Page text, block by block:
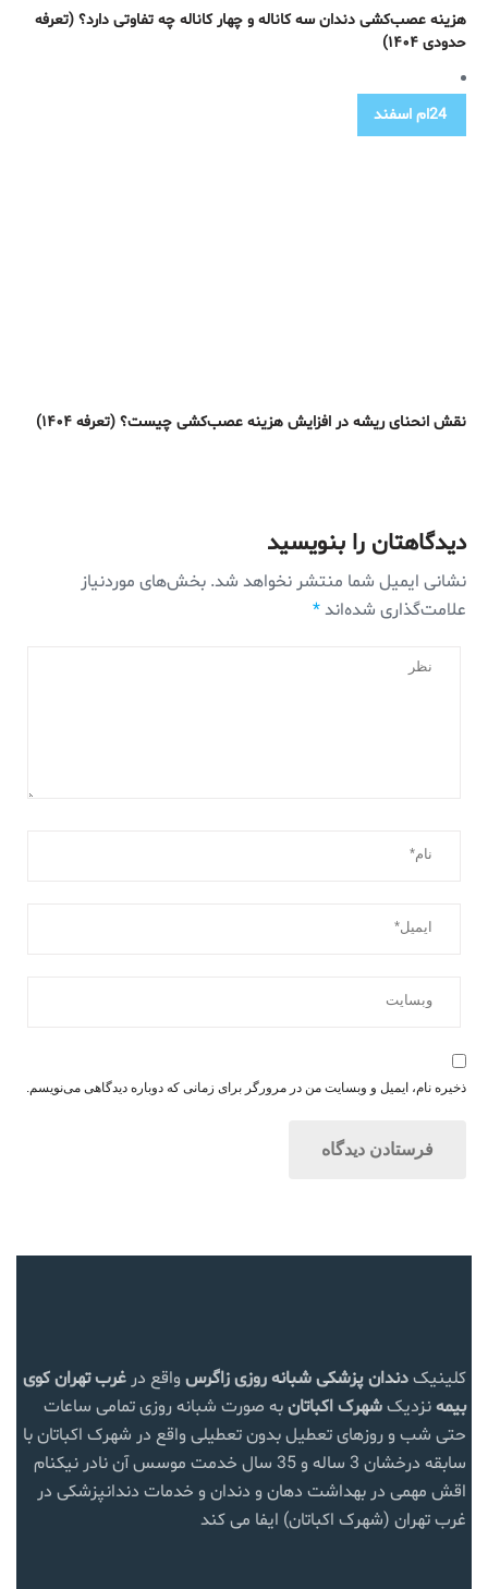
هزینه عصب‌کشی دندان سه کاناله و چهار کاناله چه تفاوتی دارد؟ (تعرفه
حدودی ۱۴۰۴)
24ام اسفند
نقش انحنای ریشه در افزایش هزینه عصب‌کشی چیست؟ (تعرفه ۱۴۰۴)
دیدگاهتان را بنویسید
نشانی ایمیل شما منتشر نخواهد شد. بخش‌های موردنیاز
علامت‌گذاری شده‌اند*
ذخیره نام، ایمیل و وبسایت من در مرورگر برای زمانی که دوباره دیدگاهی می‌نویسم.
کلینیکدندان پزشکی شبانه روزی زاگرس واقع در غرب تهرانکوی
بیمهنزدیکشهرک اکباتانبه صورت شبانه روزی تمامی ساعات
حتی شب و روزهای تعطیل بدون تعطیلی واقع در شهرک اکباتان با
سابقه درخشان 3 ساله و 35 سال خدمت موسس آن نادر نیکنام
اقش مهمی در بهداشت دهان و دندان و خدمات دندانپزشکی در
غرب تهران (شهرک اکباتان) ایفا می کند